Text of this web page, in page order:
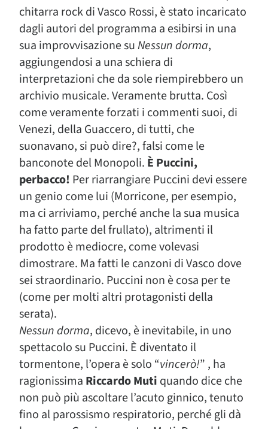
chitarra rock di Vasco Rossi, è stato incaricato
dagli autori del programma a esibirsi in una
sua improvvisazione suNessun dorma,
aggiungendosi a una schiera di
interpretazioni che da sole riempirebbero un
archivio musicale. Veramente brutta. Così
come veramente forzati i commenti suoi, di
Venezi, della Guaccero, di tutti, che
suonavano, si può dire?, falsi come le
banconote del Monopoli. È Puccini,
perbacco! Per riarrangiare Puccini devi essere
un genio come lui (Morricone, per esempio,
ma ci arriviamo, perché anche la sua musica
ha fatto parte del frullato), altrimenti il
prodotto è mediocre, come volevasi
dimostrare. Ma fatti le canzoni di Vasco dove
sei straordinario. Puccini non è cosa per te
(come per molti altri protagonisti della
serata).
Nessun dorma, dicevo, è inevitabile, in uno
spettacolo su Puccini. È diventato il
tormentone, l’opera è solo “vincerò!” , ha
ragionissima Riccardo Muti quando dice che
non può più ascoltare l’acuto ginnico, tenuto
fino al parossismo respiratorio, perché gli dà